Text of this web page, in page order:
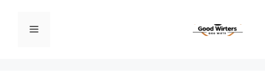
المحتوى
القائمة